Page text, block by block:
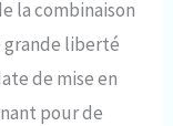
la combinaison
grande liberté
de mise en
pour de